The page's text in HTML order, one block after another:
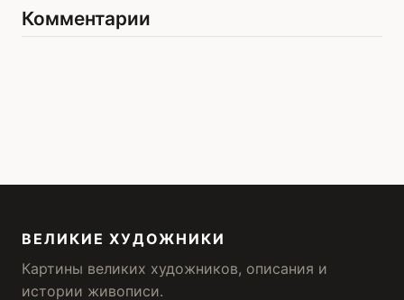
Комментарии
ВЕЛИКИЕ ХУДОЖНИКИ
Картины великих художников, описания и
истории живописи.